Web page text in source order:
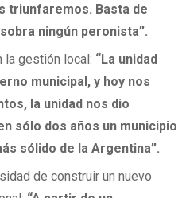
triunfaremos. Basta de
ningún peronista”.
la gestión local: “La unidad
municipal, y hoy nos
la unidad nos dio
sólo dos años un municipio
sólido de la Argentina”.
de construir un nuevo